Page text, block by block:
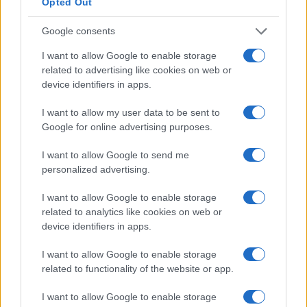
Google consents
I want to allow Google to enable storage
related to advertising like cookies on web or
device identifiers in apps.
I want to allow my user data to be sent to
Google for online advertising purposes.
I want to allow Google to send me
personalized advertising.
I want to allow Google to enable storage
related to analytics like cookies on web or
device identifiers in apps.
I want to allow Google to enable storage
related to functionality of the website or app.
I want to allow Google to enable storage
negócios. O volume de negociação é de aprox. US $ 100
milhões por dia. Os 10 principais pares de negociação no
Gate.io em termos de volume de negociação geralmente
têm USDT (Tether) como uma parte do par. Portanto, para
negociação da Gate.io e a sua extraordinária liquidez são
aspectos muito impressionantes desta bolsa.
Última etapa: armazene SATT com
segurança em carteiras de hardware
Ledger Nano S
Interface amigável e fácil de configurar
Pode ser usado em desktops e laptops